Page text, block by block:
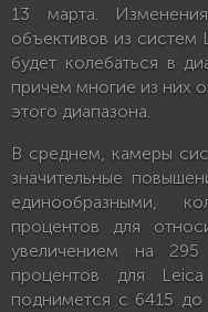
13 марта.
объективов из систем
будет колебаться в
причем многие из них
этого диапазона.
В среднем, камеры
значительные
единообразными,
процентов для
увеличением на
процентов для
поднимется с 6415 до